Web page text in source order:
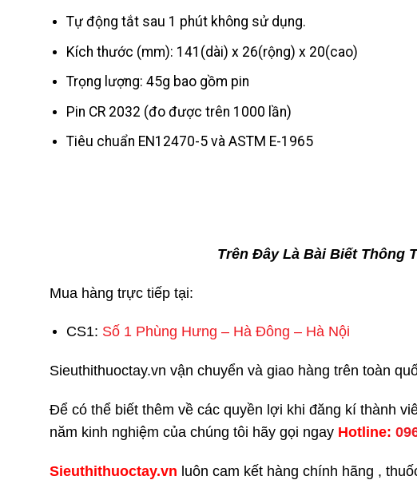
Tự động tắt sau 1 phút không sử dụng.
Kích thước (mm): 141(dài) x 26(rộng) x 20(cao)
Trọng lượng: 45g bao gồm pin
Pin CR 2032 (đo được trên 1000 lần)
Tiêu chuẩn EN12470-5 và ASTM E-1965
Trên Đây Là Bài Biết Thông
Mua hàng trực tiếp tại:
CS1: Số 1 Phùng Hưng – Hà Đông – Hà Nội
Sieuthithuoctay.vn vận chuyển và giao hàng trên toàn
Để có thể biết thêm về các quyền lợi khi đăng kí thành
năm kinh nghiệm của chúng tôi hãy gọi ngay Hotline:
Sieuthithuoctay.vn luôn cam kết hàng chính hãng ,